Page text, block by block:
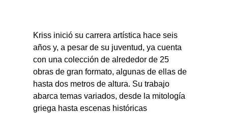
Kriss inició su carrera artística hace seis
años y, a pesar de su juventud, ya cuenta
con una colección de alrededor de 25
obras de gran formato, algunas de ellas de
hasta dos metros de altura. Su trabajo
abarca temas variados, desde la mitología
griega hasta escenas históricas